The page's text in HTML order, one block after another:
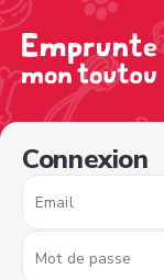
Connexion
Email
Mot de passe
/sign-